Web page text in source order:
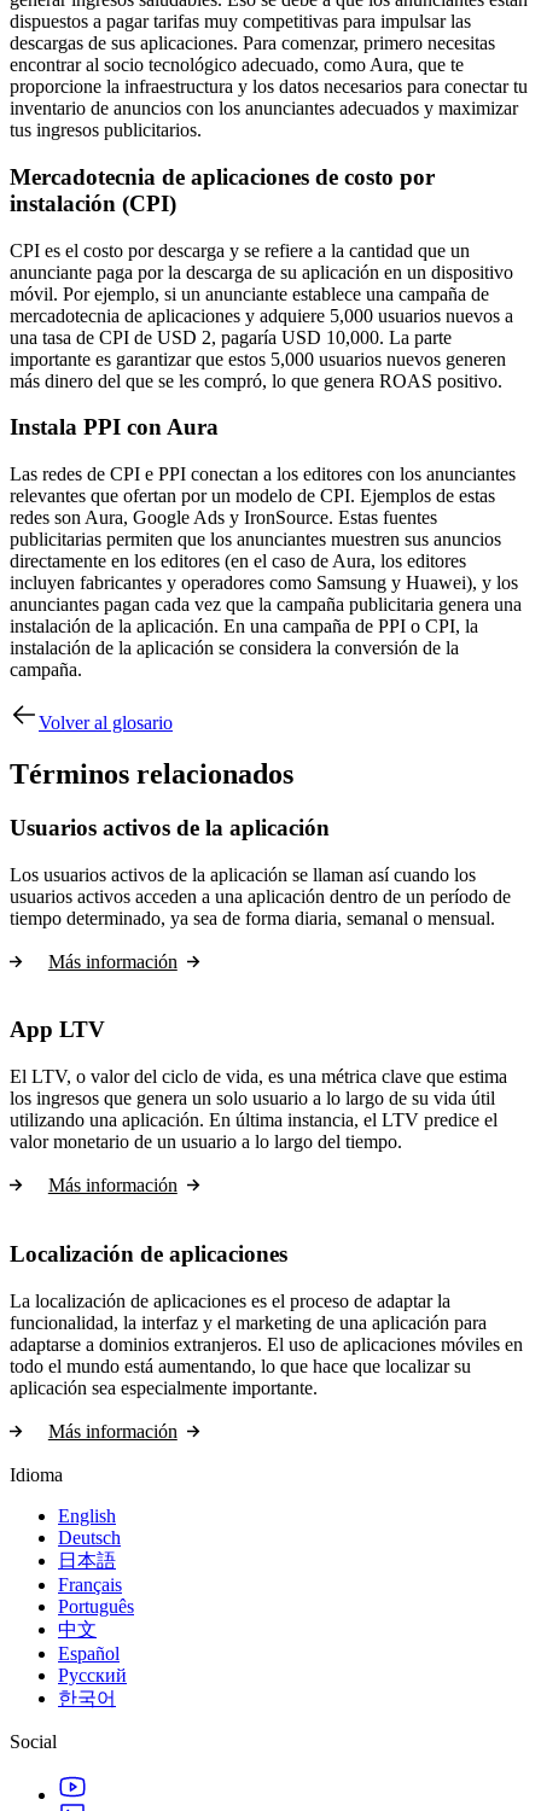
dispuestos a pagar tarifas muy competitivas para impulsar las
descargas de sus aplicaciones. Para comenzar, primero necesitas
encontrar al socio tecnológico adecuado, como Aura, que te
proporcione la infraestructura y los datos necesarios para conectar tu
inventario de anuncios con los anunciantes adecuados y maximizar
tus ingresos publicitarios.
Mercadotecnia de aplicaciones de costo por
instalación (CPI)
CPI es el costo por descarga y se refiere a la cantidad que un
anunciante paga por la descarga de su aplicación en un dispositivo
móvil. Por ejemplo, si un anunciante establece una campaña de
mercadotecnia de aplicaciones y adquiere 5,000 usuarios nuevos a
una tasa de CPI de USD 2, pagaría USD 10,000. La parte
importante es garantizar que estos 5,000 usuarios nuevos generen
más dinero del que se les compró, lo que genera ROAS positivo.
Instala PPI con Aura
Las redes de CPI e PPI conectan a los editores con los anunciantes
relevantes que ofertan por un modelo de CPI. Ejemplos de estas
redes son Aura, Google Ads y IronSource. Estas fuentes
publicitarias permiten que los anunciantes muestren sus anuncios
directamente en los editores (en el caso de Aura, los editores
incluyen fabricantes y operadores como Samsung y Huawei), y los
anunciantes pagan cada vez que la campaña publicitaria genera una
instalación de la aplicación. En una campaña de PPI o CPI, la
instalación de la aplicación se considera la conversión de la
campaña.
Volver al glosario
Términos relacionados
Usuarios activos de la aplicación
Los usuarios activos de la aplicación se llaman así cuando los
usuarios activos acceden a una aplicación dentro de un período de
tiempo determinado, ya sea de forma diaria, semanal o mensual.
Más información
App LTV
El LTV, o valor del ciclo de vida, es una métrica clave que estima
los ingresos que genera un solo usuario a lo largo de su vida útil
utilizando una aplicación. En última instancia, el LTV predice el
valor monetario de un usuario a lo largo del tiempo.
Más información
Localización de aplicaciones
La localización de aplicaciones es el proceso de adaptar la
funcionalidad, la interfaz y el marketing de una aplicación para
adaptarse a dominios extranjeros. El uso de aplicaciones móviles en
todo el mundo está aumentando, lo que hace que localizar su
aplicación sea especialmente importante.
Más información
Idioma
English
Deutsch
日本語
Français
Português
中文
Español
Русский
한국어
Social